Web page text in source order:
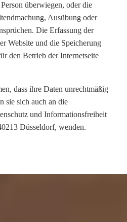
überwiegen, oder die
Ausübung oder
Die Erfassung der
Website und die Speicherung
den Betrieb der Internetseite
dass ihre Daten unrechtmäßig
sie sich auch an die
und Informationsfreiheit
Düsseldorf, wenden.